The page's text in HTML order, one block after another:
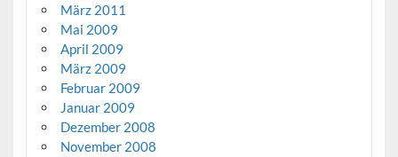
März 2011
Mai 2009
April 2009
März 2009
Februar 2009
Januar 2009
Dezember 2008
November 2008